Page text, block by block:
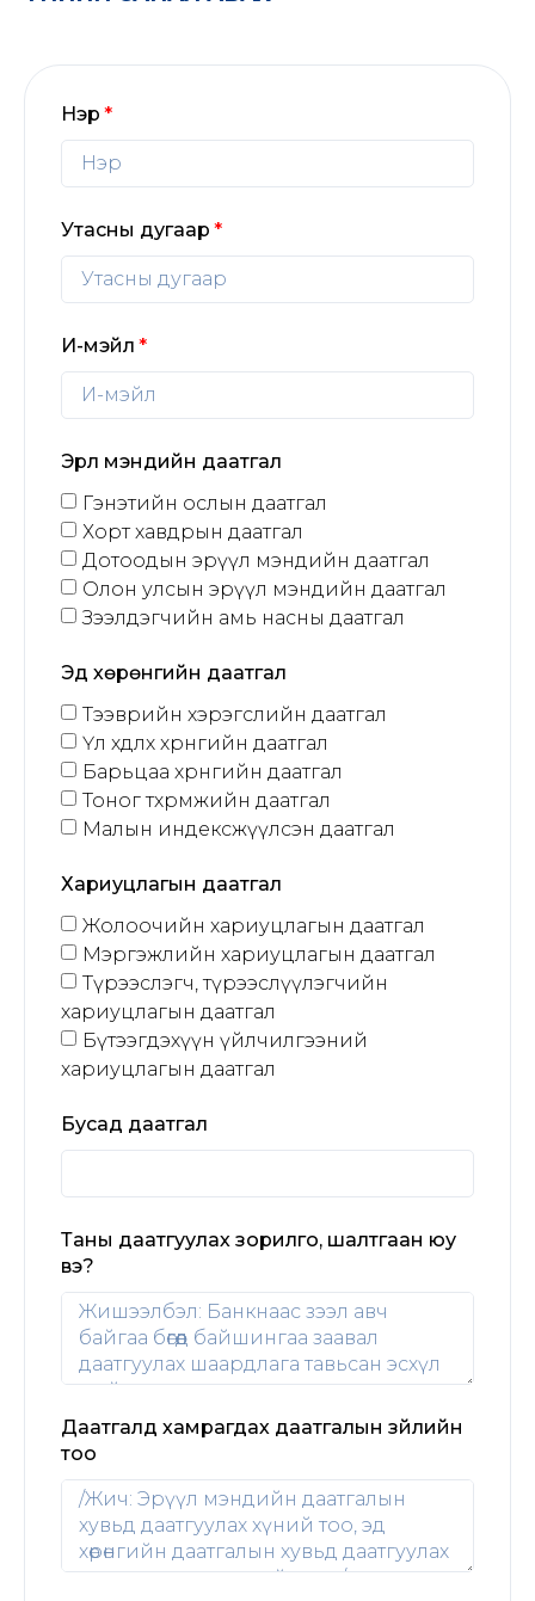
Нэр
Утасны дугаар
И-мэйл
Эрүүл мэндийн даатгал
Гэнэтийн ослын даатгал
Хорт хавдрын даатгал
Дотоодын эрүүл мэндийн даатгал
Олон улсын эрүүл мэндийн даатгал
Зээлдэгчийн амь насны даатгал
Эд хөрөнгийн даатгал
Тээврийн хэрэгслийн даатгал
Үл хөдлөх хөрөнгийн даатгал
Барьцаа хөрөнгийн даатгал
Тоног төхөөрөмжийн даатгал
Малын индексжүүлсэн даатгал
Хариуцлагын даатгал
Жолоочийн хариуцлагын даатгал
Мэргэжлийн хариуцлагын даатгал
Түрээслэгч, түрээслүүлэгчийн
хариуцлагын даатгал
Бүтээгдэхүүн үйлчилгээний
хариуцлагын даатгал
Бусад даатгал
Таны даатгуулах зорилго, шалтгаан юу
вэ?
Даатгалд хамрагдах даатгалын зүйлийн
тоо